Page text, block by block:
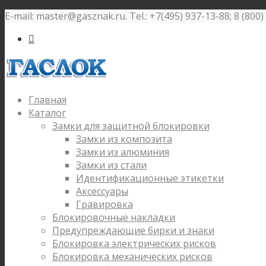
E-mail: master@gasznak.ru. Tel.: +7(495) 937-13-88; 8

Главная
Каталог
Замки для защитной блокировки
Замки из композита
Замки из алюминия
Замки из стали
Идентификационные этикетки
Аксессуары
Гравировка
Блокировочные накладки
Предупреждающие бирки и знаки
Блокировка электрических рисков
Блокировка механических рисков